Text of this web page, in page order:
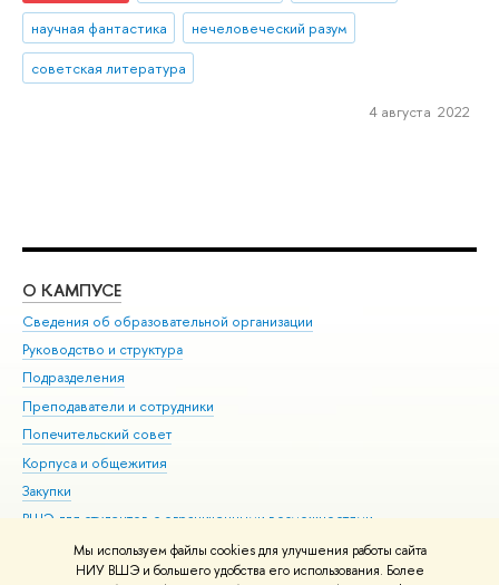
Мы используем файлы cookies для улучшения работы сайта
НИУ ВШЭ и большего удобства его использования. Более
научная фантастика
нечеловеческий разум
советская литература
4 августа 2022
О КАМПУСЕ
Сведения об образовательной организации
Руководство и структура
Подразделения
Преподаватели и сотрудники
Попечительский совет
Корпуса и общежития
Закупки
ВШЭ для студентов с ограниченными возможностями
здоровья и инвалидностью
Версия для слабовидящих